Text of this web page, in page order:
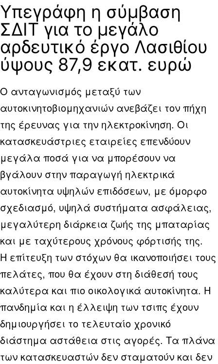
Υπεγράφη η σύμβαση
ΣΔΙΤ για το μεγάλο
αρδευτικό έργο Λασιθίου
ύψους 87,9 εκατ. ευρώ
Ο ανταγωνισμός μεταξύ των
αυτοκινητοβιομηχανιών ανεβάζει τον πήχη
της έρευνας για την ηλεκτροκίνηση. Οι
κατασκευάστριες εταιρείες επενδύουν
μεγάλα ποσά για να μπορέσουν να
βγάλουν στην παραγωγή ηλεκτρικά
αυτοκίνητα υψηλών επιδόσεων, με όμορφο
σχεδιασμό, υψηλά συστήματα ασφάλειας,
μεγαλύτερη διάρκεια ζωής της μπαταρίας
και με ταχύτερους χρόνους φόρτισής της.
Η επίτευξη των στόχων θα ικανοποιήσει τους
πελάτες, που θα έχουν στη διάθεσή τους
καλύτερα και πιο οικολογικά αυτοκίνητα. Η
πανδημία και η έλλειψη των τσιπς έχουν
δημιουργήσει το τελευταίο χρονικό
διάστημα αστάθεια στις αγορές. Τα πλάνα
των κατασκευαστών δεν σταματούν και δεν